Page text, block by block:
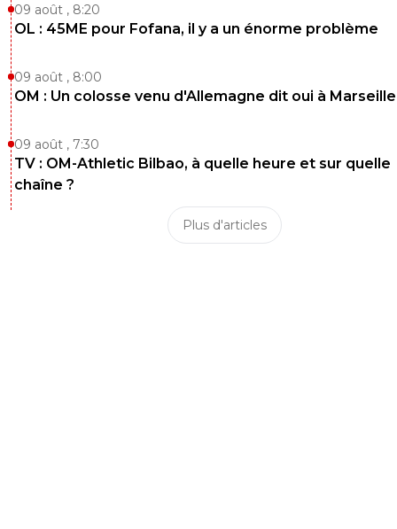
09 août , 8:20
OL : 45ME pour Fofana, il y a un énorme problème
09 août , 8:00
OM : Un colosse venu d'Allemagne dit oui à Marseille
09 août , 7:30
TV : OM-Athletic Bilbao, à quelle heure et sur quelle
chaîne ?
Plus d'articles